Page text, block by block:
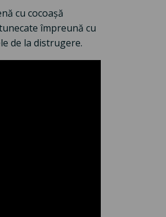
cu cocoașă
împreună cu
de la distrugere.